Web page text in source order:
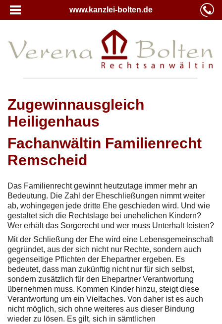
www.kanzlei-bolten.de
Zugewinnausgleich
Heiligenhaus
Fachanwältin Familienrecht
Remscheid
Das Familienrecht gewinnt heutzutage immer mehr an
Bedeutung. Die Zahl der Eheschließungen nimmt weiter
ab, wohingegen jede dritte Ehe geschieden wird. Und wie
gestaltet sich die Rechtslage bei unehelichen Kindern?
Wer erhält das Sorgerecht und wer muss Unterhalt leisten?
Mit der Schließung der Ehe wird eine Lebensgemeinschaft
gegründet, aus der sich nicht nur Rechte, sondern auch
gegenseitige Pflichten der Ehepartner ergeben. Es
bedeutet, dass man zukünftig nicht nur für sich selbst,
sondern zusätzlich für den Ehepartner Verantwortung
übernehmen muss. Kommen Kinder hinzu, steigt diese
Verantwortung um ein Vielfaches. Von daher ist es auch
nicht möglich, sich ohne weiteres aus dieser Bindung
wieder zu lösen. Es gilt, sich in sämtlichen